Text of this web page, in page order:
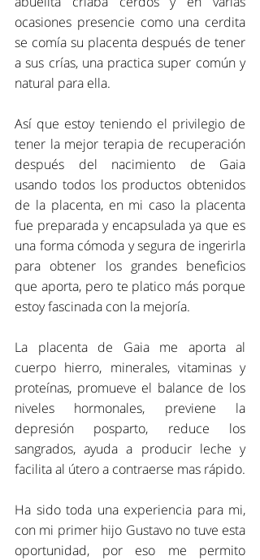
ocasiones presencie como una cerdita
se comía su placenta después de tener
a sus crías, una practica super común y
natural para ella.
Así que estoy teniendo el privilegio de
tener la mejor terapia de recuperación
después del nacimiento de Gaia
usando todos los productos obtenidos
de la placenta, en mi caso la placenta
fue preparada y encapsulada ya que es
una forma cómoda y segura de ingerirla
para obtener los grandes beneficios
que aporta, pero te platico más porque
estoy fascinada con la mejoría.
La placenta de Gaia me aporta al
cuerpo hierro, minerales, vitaminas y
proteínas, promueve el balance de los
niveles hormonales, previene la
depresión posparto, reduce los
sangrados, ayuda a producir leche y
facilita al útero a contraerse mas rápido.
Ha sido toda una experiencia para mi,
con mi primer hijo Gustavo no tuve esta
oportunidad, por eso me permito